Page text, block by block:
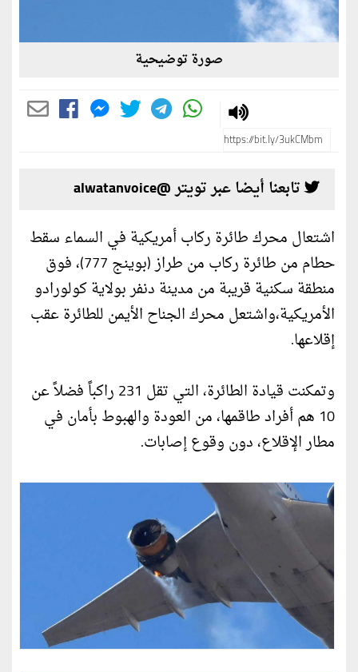
صورة توضيحية
تابعنا أيضا عبر تويتر @alwatanvoice
اشتعال محرك طائرة ركاب أمريكية في السماء سقط
حطام من طائرة ركاب من طراز (بوينج 777)، فوق
منطقة سكنية قريبة من مدينة دنفر بولاية كولورادو
الأمريكية،واشتعل محرك الجناح الأيمن للطائرة عقب
إقلاعها.
وتمكنت قيادة الطائرة، التي تقل 231 راكباً فضلاً عن
10 هم أفراد طاقمها، من العودة والهبوط بأمان في
مطار الإقلاع، دون وقوع إصابات.